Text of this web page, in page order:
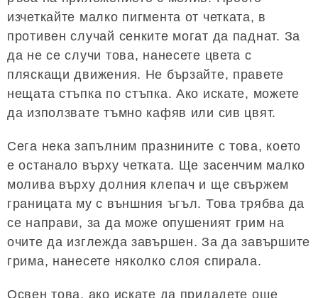
изчеткайте малко пигмента от четката, в
противен случай сенките могат да паднат. За
да не се случи това, нанесете цвета с
пляскащи движения. Не бързайте, правете
нещата стъпка по стъпка. Ако искате, можете
да използвате тъмно кафяв или сив цвят.
Сега нека запълним празнините с това, което
е останало върху четката. Ще засенчим малко
молива върху долния клепач и ще свържем
границата му с външния ъгъл. Това трябва да
се направи, за да може опушеният грим на
очите да изглежда завършен. За да завършите
грима, нанесете няколко слоя спирала.
Освен това, ако искате да придадете още